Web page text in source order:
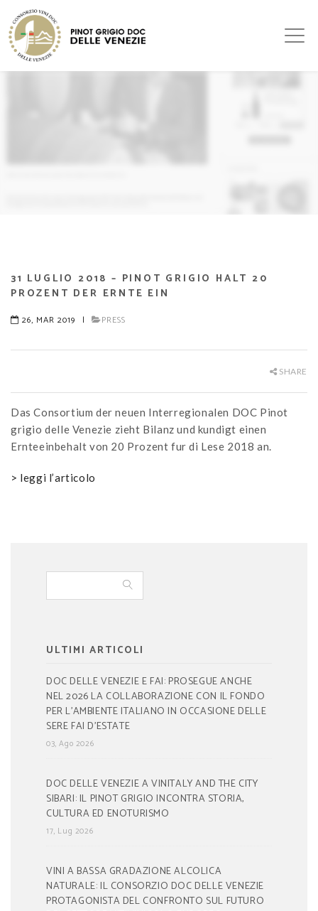
31 LUGLIO 2018 – PINOT GRIGIO HALT 20
PROZENT DER ERNTE EIN
26, MAR 2019 | PRESS
SHARE
Das Consortium der neuen Interregionalen DOC Pinot
grigio delle Venezie zieht Bilanz und kundigt einen
Ernteeinbehalt von 20 Prozent fur di Lese 2018 an.
> leggi l’articolo
ULTIMI ARTICOLI
DOC DELLE VENEZIE E FAI: PROSEGUE ANCHE
NEL 2026 LA COLLABORAZIONE CON IL FONDO
PER L’AMBIENTE ITALIANO IN OCCASIONE DELLE
SERE FAI D’ESTATE
03, Ago 2026
DOC DELLE VENEZIE A VINITALY AND THE CITY
SIBARI: IL PINOT GRIGIO INCONTRA STORIA,
CULTURA ED ENOTURISMO
17, Lug 2026
VINI A BASSA GRADAZIONE ALCOLICA
NATURALE: IL CONSORZIO DOC DELLE VENEZIE
PROTAGONISTA DEL CONFRONTO SUL FUTURO